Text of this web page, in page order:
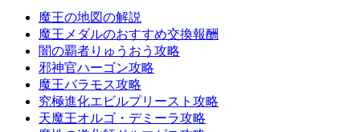
魔王の地図の解説
魔王メダルのおすすめ交換報酬
闇の覇者りゅうおう攻略
邪神官ハーゴン攻略
魔王バラモス攻略
究極進化エビルプリースト攻略
天魔王オルゴ・デミーラ攻略